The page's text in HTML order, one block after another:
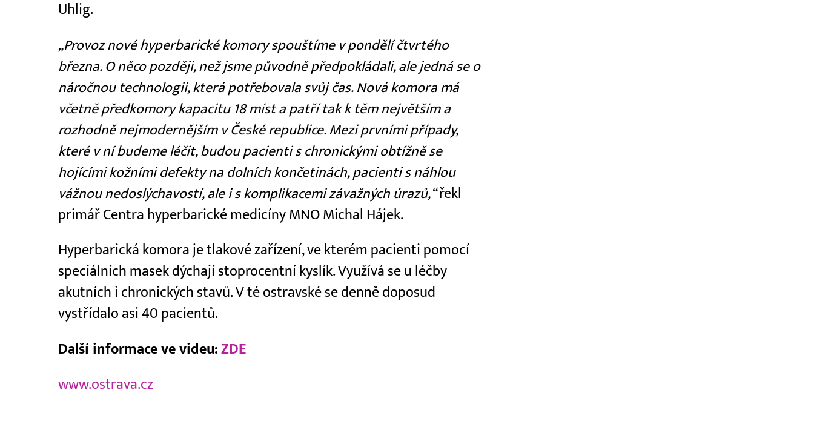
Uhlig.
„Provoz nové hyperbarické komory spouštíme v pondělí čtvrtého
března. O něco později, než jsme původně předpokládali, ale jedná se o
náročnou technologii, která potřebovala svůj čas. Nová komora má
včetně předkomory kapacitu 18 míst a patří tak k těm největším a
rozhodně nejmodernějším v České republice. Mezi prvními případy,
které v ní budeme léčit, budou pacienti s chronickými obtížně se
hojícími kožními defekty na dolních končetinách, pacienti s náhlou
vážnou nedoslýchavostí, ale i s komplikacemi závažných úrazů,“řekl
primář Centra hyperbarické medicíny MNO Michal Hájek.
Hyperbarická komora je tlakové zařízení, ve kterém pacienti pomocí
speciálních masek dýchají stoprocentní kyslík. Využívá se u léčby
akutních i chronických stavů. V té ostravské se denně doposud
vystřídalo asi 40 pacientů.
Další informace ve videu: ZDE
www.ostrava.cz